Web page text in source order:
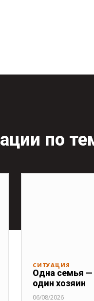
по
СИТУАЦИЯ
Одна семья —
один хозяин
06/08/2026